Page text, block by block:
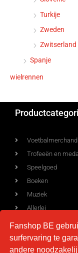
Turkije
Zweden
Zwitserland
Spanje
wielrennen
Trofeeën en
Speelgoed
Boeken
Muziek
Allerlei
Voorwaarden
Fanshop BE
surfervaring te
andere